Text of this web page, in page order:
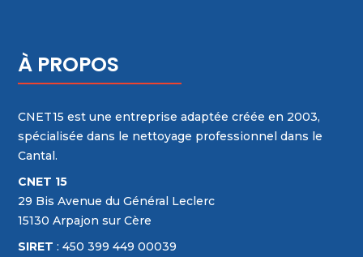
À PROPOS
CNET15 est une entreprise adaptée créée en 2003,
spécialisée dans le nettoyage professionnel dans le
Cantal.
CNET 15
29 Bis Avenue du Général Leclerc
15130 Arpajon sur Cère
SIRET : 450 399 449 00039